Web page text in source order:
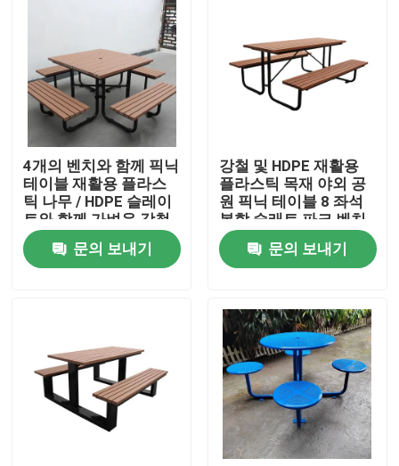
우리 에 관한 것
공장 투어
품질 관리
저희와 연락
인용 을 요청 하십시오
야외 금속 벤치
4개의 벤치와 함께 픽닉
테이블 재활용 플라스
틱 나무 / HDPE 슬레이
트와 함께 가벼운 강철
프레임
문의 보내기
강철 및 HDPE 재활용
플라스틱 목재 야외 공
원 픽닉 테이블 8 좌석
복합 슬래트 파크 벤치
문의 보내기